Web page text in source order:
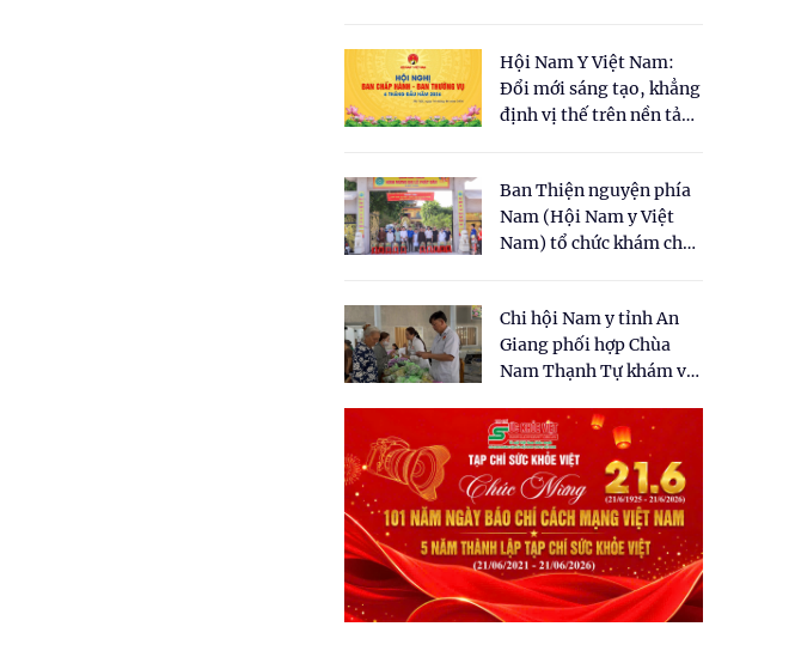
Hội Nam Y Việt Nam:
Đổi mới sáng tạo, khẳng
định vị thế trên nền tảng
Ban Thiện nguyện phía
Nam (Hội Nam y Việt
Nam) tổ chức khám chữa
dân tại xã Tân Tập
Chi hội Nam y tỉnh An
Giang phối hợp Chùa
Nam Thạnh Tự khám và
nhân dân